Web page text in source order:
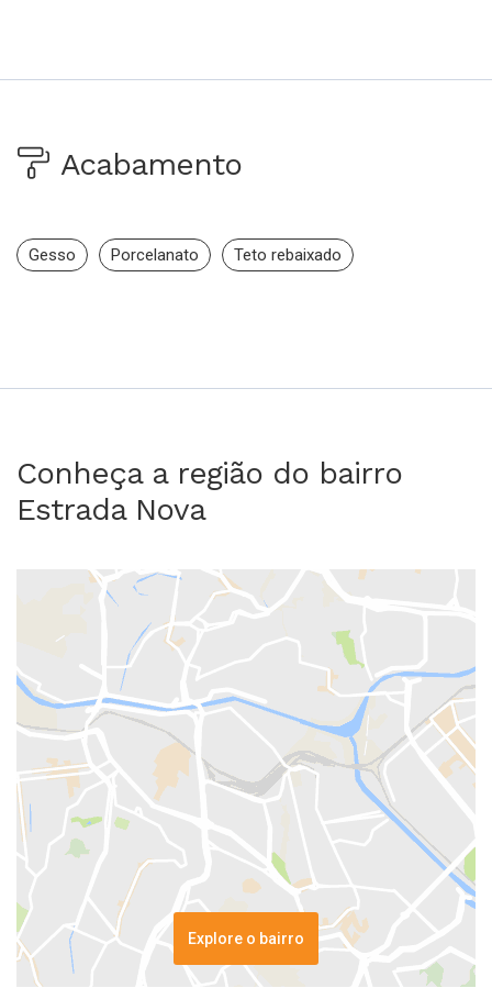
Acabamento
Gesso Porcelanato Teto rebaixado
Conheça a região do bairro
Estrada Nova
Explore o bairro